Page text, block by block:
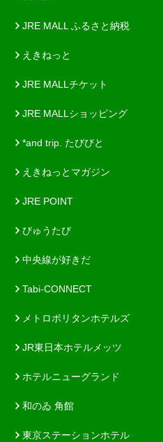
JRE MALL ふるさと納税
えきねっと
JRE MALLチケット
JRE MALLショッピング
*and trip. たびびと
えきねっとマガジン
JRE POINT
びゅうたび
中央線が好きだ
Tabi-CONNECT
メトロポリタンホテルズ
JR東日本ホテルメッツ
ホテルニューグランド
和のゐ 角館
東京ステーションホテル